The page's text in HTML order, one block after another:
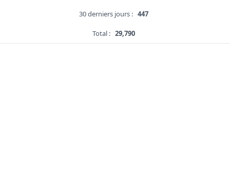
30 derniers jours : 447
Total : 29,790